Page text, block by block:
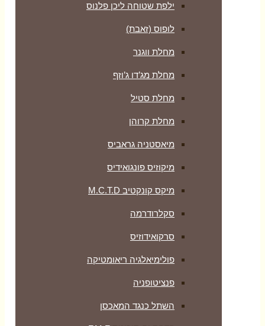
ילפת שטוחה ליכן פלנוס
לופוס (זאבת)
מחלת ווגנר
מחלת מג’דו ג’וזף
מחלת סטיל
מחלת קרוהן
מיאסטניה גראביס
מיקוזיס פונגואידיס
מיקס קונקטיב M.C.T.D
סקלרודרמה
סרקואידוזיס
פולימיאלגיה ריאומטיקה
‏פנציטופניה
השתל כנגד המאכסן